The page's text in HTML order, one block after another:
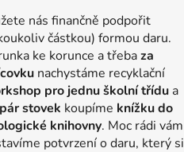
nás finančně podpořit
částkou) formou daru.
ke korunce a třebaza
nachystáme recyklační
pro jednu školní třídu a
stovek koupíme knížku do
knihovny. Moc rádi vám
potvrzení o daru, který si